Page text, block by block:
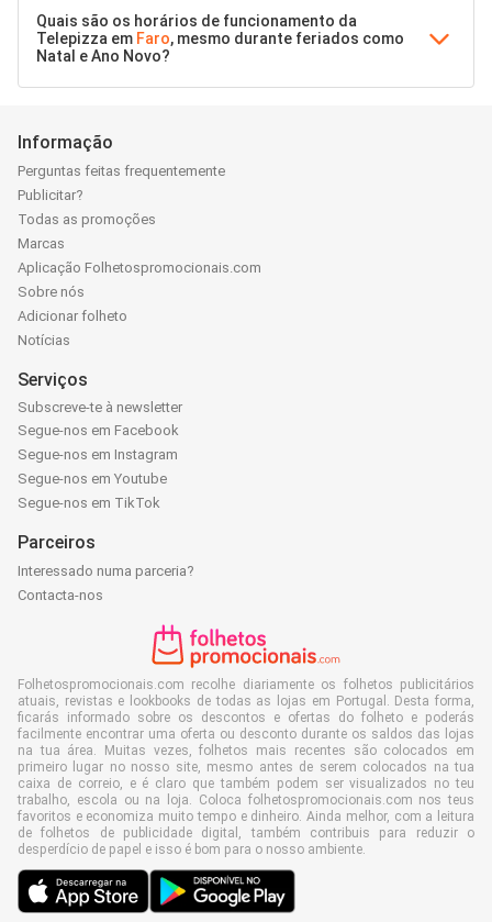
Quais são os horários de funcionamento da
Telepizza em Faro, mesmo durante feriados como
Natal e Ano Novo?
Informação
Perguntas feitas frequentemente
Publicitar?
Todas as promoções
Marcas
Aplicação Folhetospromocionais.com
Sobre nós
Adicionar folheto
Notícias
Serviços
Subscreve-te à newsletter
Segue-nos em Facebook
Segue-nos em Instagram
Segue-nos em Youtube
Segue-nos em TikTok
Parceiros
Interessado numa parceria?
Contacta-nos
Folhetospromocionais.com recolhe diariamente os folhetos publicitários
atuais, revistas e lookbooks de todas as lojas em Portugal. Desta forma,
ficarás informado sobre os descontos e ofertas do folheto e poderás
facilmente encontrar uma oferta ou desconto durante os saldos das lojas
na tua área. Muitas vezes, folhetos mais recentes são colocados em
primeiro lugar no nosso site, mesmo antes de serem colocados na tua
caixa de correio, e é claro que também podem ser visualizados no teu
trabalho, escola ou na loja. Coloca folhetospromocionais.com nos teus
favoritos e economiza muito tempo e dinheiro. Ainda melhor, com a leitura
de folhetos de publicidade digital, também contribuis para reduzir o
desperdício de papel e isso é bom para o nosso ambiente.